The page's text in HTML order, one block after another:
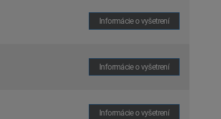
Informácie o vyšetrení
Informácie o vyšetrení
Informácie o vyšetrení